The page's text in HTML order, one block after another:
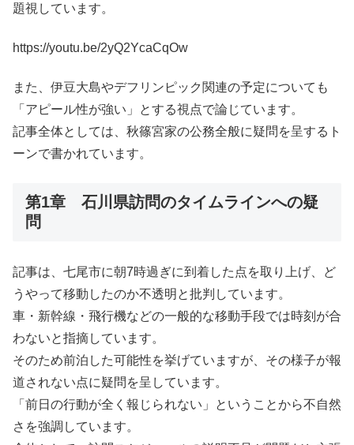
題視しています。
https://youtu.be/2yQ2YcaCqOw
また、伊豆大島やデフリンピック関連の予定についても
「アピール性が強い」とする視点で論じています。
記事全体としては、秋篠宮家の公務全般に疑問を呈するト
ーンで書かれています。
第1章 石川県訪問のタイムラインへの疑
問
記事は、七尾市に朝7時過ぎに到着した点を取り上げ、ど
うやって移動したのか不透明と批判しています。
車・新幹線・飛行機などの一般的な移動手段では時刻が合
わないと指摘しています。
そのため前泊した可能性を挙げていますが、その様子が報
道されない点に疑問を呈しています。
「前日の行動が全く報じられない」ということから不自然
さを強調しています。